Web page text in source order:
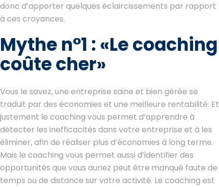
donc d’apporter quelques éclaircissements par rapport
à ces croyances.
Mythe n°1 : «Le coaching
coûte cher»
Vous le savez, une entreprise saine et bien gérée se
traduit par des économies et une meilleure rentabilité. Et
justement le coaching vous permet d’apprendre à
détecter les inefficacités dans votre entreprise et à les
éliminer, afin de réaliser plus d’économies à long terme.
Mais le coaching vous permet aussi d’identifier des
opportunités que vous auriez peut être manqué faute de
temps ou de distance sur votre activité. Le coaching est